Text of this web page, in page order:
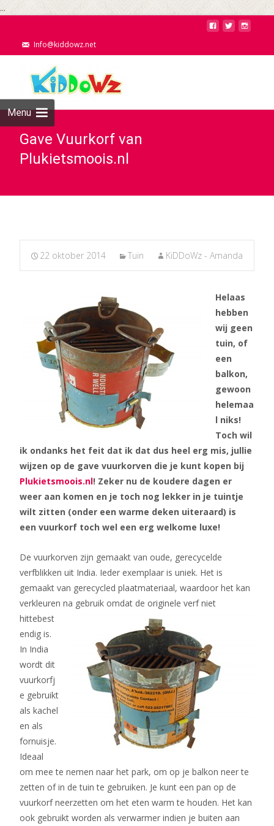
...
Info@kiddowz.net
Menu
Gave Vuurkorf van
Plukietsmoois.nl
22 oktober 2014 Tuin KiDDoWz - Amanda
Helaas
hebben
wij geen
tuin, of
een
balkon,
gewoon
helemaa
l niks!
Toch wil
ik ondanks het feit dat ik dat dus heel erg mis, jullie
wijzen op de gave vuurkorven die je kunt kopen bij
Plukietsmoois.nl! Zeker nu de koudere dagen er
weer aan komen en je toch nog lekker in je tuintje
wilt zitten (onder een warme deken uiteraard) is
een vuurkorf toch wel een erg welkome luxe!
De vuurkorven zijn gemaakt van oude, gerecycelde
verfblikken uit India. Ieder exemplaar is uniek. Het is
gemaakt van gerecycled plaatmateriaal, waardoor het kan
verkleuren na gebruik omdat de originele verf niet
hittebest
endig is.
In India
wordt dit
vuurkorfj
e gebruikt
als kachel
en als
fornuisje.
Ideaal
om mee te nemen naar het park, om op je balkon neer te
zetten of in de tuin te gebruiken. Je kunt een pan op de
vuurkorf neerzetten om het eten warm te houden. Het kan
ook gebruikt worden als verwarmer indien je buiten aan